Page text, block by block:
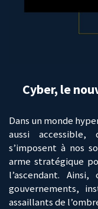
Cyber, le
Dans un monde
aussi accessible,
s’imposent à nos
arme stratégique
l’ascendant.
gouvernements,
assaillants de